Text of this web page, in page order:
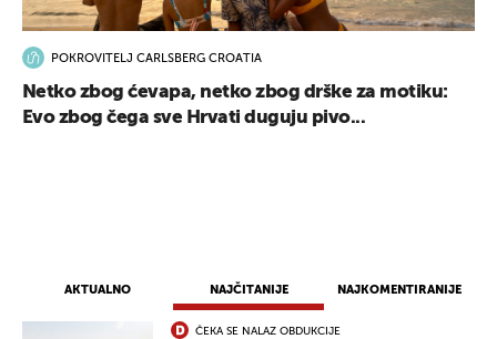
AKTUALNO NAJČITANIJE NAJKOMENTIRANIJE
ČEKA SE NALAZ OBDUKCIJE
POKROVITELJ CARLSBERG CROATIA
Netko zbog ćevapa, netko zbog drške za motiku:
Evo zbog čega sve Hrvati duguju pivo...